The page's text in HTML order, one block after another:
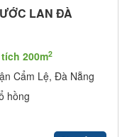
LAN ĐÀ
200m2
Cẩm Lệ, Đà Nẵng
hồng